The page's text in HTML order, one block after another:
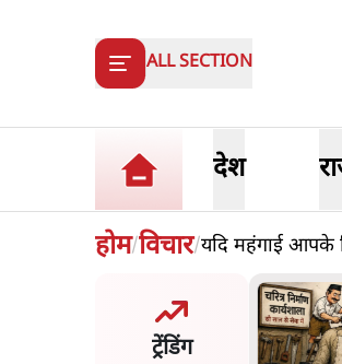
ALL SECTION
देश
होम/विचार/यदि महंगाई आपके
ट्रेंडिंग
2.32 करोड़ रोज़ाना खर्चः
ने विज्ञापनों पर उड़ाने में
को भी पीछे छोड़ा